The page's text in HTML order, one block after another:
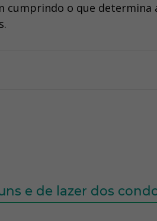
cumprindo o que
e de lazer dos